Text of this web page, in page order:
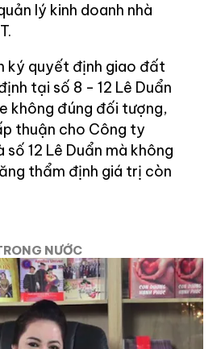
lý kinh doanh nhà
ký quyết định giao đất
tại số 8 - 12 Lê Duẩn
không đúng đối tượng,
thuận cho Công ty
số 12 Lê Duẩn mà không
thẩm định giá trị còn
NƯỚC